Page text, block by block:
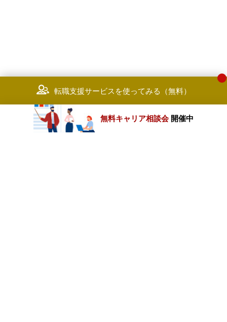
転職支援サービスを使ってみる（無料）
無料キャリア相談会 開催中